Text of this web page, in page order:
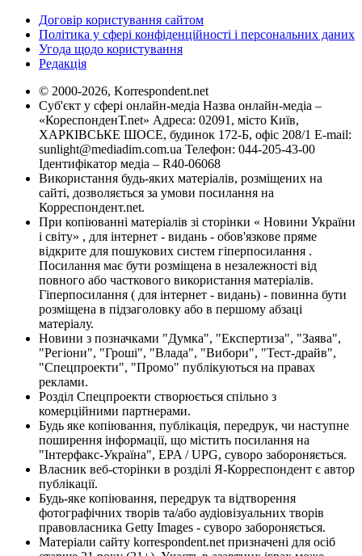
Договір користування сайтом
Політика у сфері конфіденційності і персональних даних
Угода щодо користування
Редакція
© 2000-2026, Korrespondent.net
Суб'єкт у сфері онлайн-медіа Назва онлайн-медіа –
«КореспонденТ.net» Адреса: 02091, місто Київ,
ХАРКІВСЬКЕ ШОСЕ, будинок 172-Б, офіс 208/1 E-mail:
sunlight@mediadim.com.ua Телефон: 044-205-43-00
Ідентифікатор медіа – R40-06068
Використання будь-яких матеріалів, розміщених на
сайті, дозволяється за умови посилання на
Корреспондент.net.
При копіюванні матеріалів зі сторінки « Новини України
і світу» , для інтернет - видань - обов'язкове пряме
відкрите для пошукових систем гіперпосилання .
Посилання має бути розміщена в незалежності від
повного або часткового використання матеріалів.
Гіперпосилання ( для інтернет - видань) - повинна бути
розміщена в підзаголовку або в першому абзаці
матеріалу.
Новини з позначками "Думка", "Експертиза", "Заява",
"Регіони", "Гроші", "Влада", "Вибори", "Тест-драйв",
"Спецпроекти", "Промо" публікуються на правах
реклами.
Розділ Спецпроекти створюється спільно з
комерційними партнерами.
Будь яке копіювання, публікація, передрук, чи наступне
поширення інформації, що містить посилання на
"Інтерфакс-Україна", EPA / UPG, суворо забороняється.
Власник веб-сторінки в розділі Я-Корреспондент є автор
публікації.
Будь-яке копіювання, передрук та відтворення
фотографічних творів та/або аудіовізуальних творів
правовласника Getty Images - суворо забороняється.
Матеріали сайту korrespondent.net призначені для осіб